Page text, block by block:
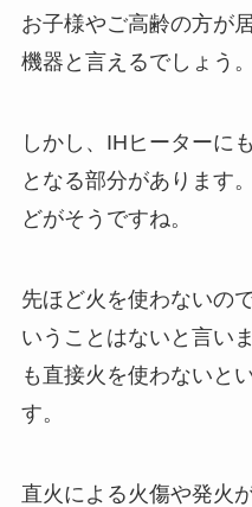
お子様やご高齢の方が
機器と言えるでしょう。
しかし、IHヒーターに
となる部分があります
どがそうですね。
先ほど火を使わないの
いうことはないと言い
も直接火を使わないと
す。
直火による火傷や発火